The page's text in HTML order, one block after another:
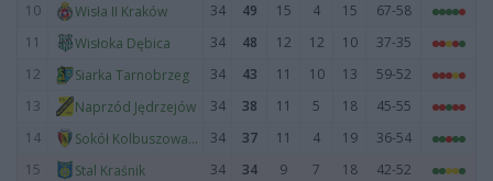
10
Wisła II Kraków 34 49 15 4 15
67-58
11
Wisłoka Dębica 34 48 12 12 10
37-35
12
Siarka Tarnobrzeg 34 43 11 10 13
59-52
13
Naprzód Jędrzejów 34 38 11 5 18
45-55
14
Sokół Kolbuszowa Dolna 34 37 11 4 19
36-54
15
Stal Kraśnik 34 34 9 7 18
42-52